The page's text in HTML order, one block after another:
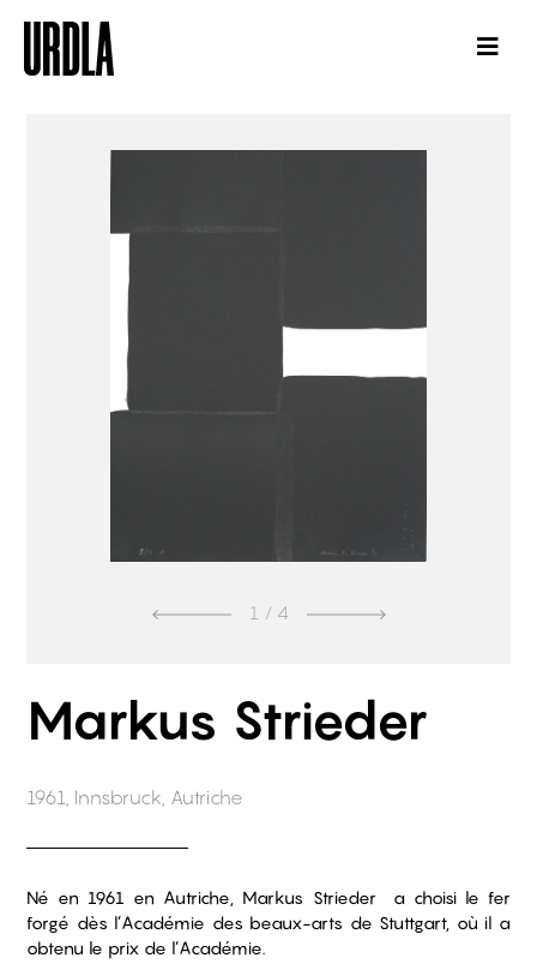
1 / 4
Markus Strieder
1961, Innsbruck, Autriche
Né en 1961 en Autriche, Markus Strieder a choisi le fer
forgé dès l’Académie des beaux-arts de Stuttgart, où il a
obtenu le prix de l’Académie.